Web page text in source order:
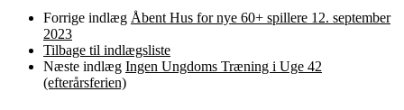
Forrige indlæg Åbent Hus for nye 60+ spillere 12. september
2023
Tilbage til indlægsliste
Næste indlæg Ingen Ungdoms Træning i Uge 42
(efterårsferien)